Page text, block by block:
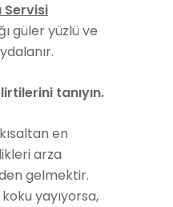
Servisi
güler yüzlü ve
tanıyın.
en
arza
gelmektir.
yayıyorsa,